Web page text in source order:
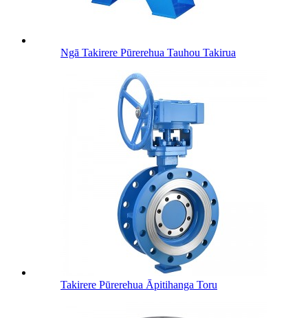
Ngā Takirere Pūrerehua Tauhou Takirua
Takirere Pūrerehua Āpitihanga Toru